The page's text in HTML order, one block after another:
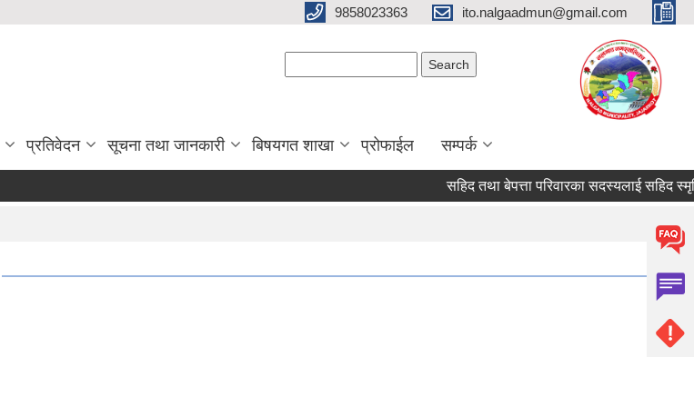
9858023363 ito.nalgaadmun@gmail.com
प्रतिवेदन सूचना तथा जानकारी बिषयगत शाखा प्रोफाईल सम्पर्क
सहिद तथा बेपत्ता परिवारका सदस्यलाई सहिद स्मृति